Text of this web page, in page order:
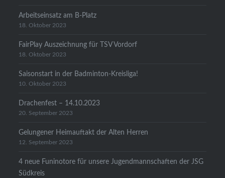
Arbeitseinsatz am B-Platz
18. Oktober 2023
FairPlay Auszeichnung für TSV Vordorf
18. Oktober 2023
Saisonstart in der Badminton-Kreisliga!
10. Oktober 2023
Drachenfest – 14.10.2023
20. September 2023
Gelungener Heimauftakt der Alten Herren
12. September 2023
4 neue Funinotore für unsere Jugendmannschaften der JSG
Südkreis